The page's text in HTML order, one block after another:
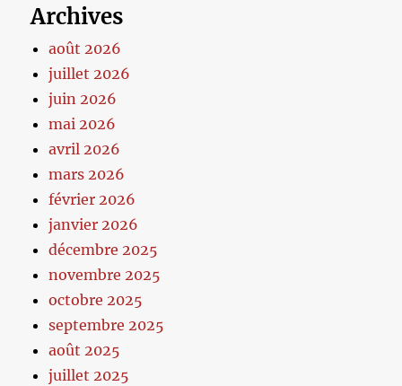
Archives
août 2026
juillet 2026
juin 2026
mai 2026
avril 2026
mars 2026
février 2026
janvier 2026
décembre 2025
novembre 2025
octobre 2025
septembre 2025
août 2025
juillet 2025